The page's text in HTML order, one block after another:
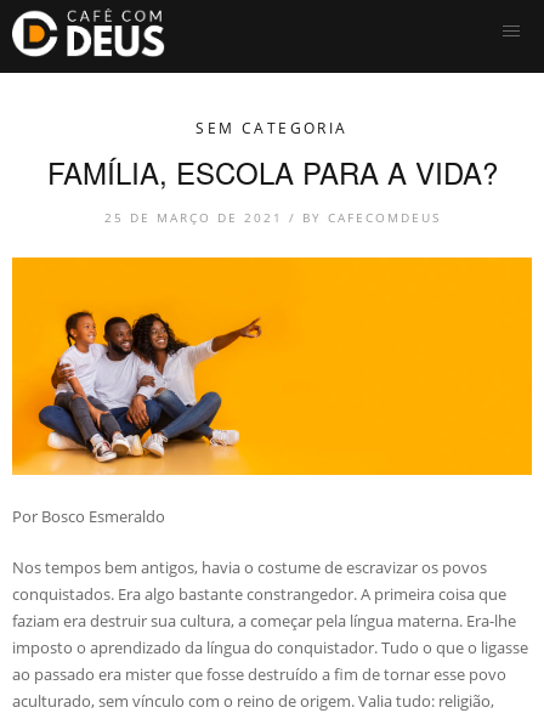
SEM CATEGORIA
FAMÍLIA, ESCOLA PARA A VIDA?
25 DE MARÇO DE 2021 / BY CAFECOMDEUS
Por Bosco Esmeraldo
Nos tempos bem antigos, havia o costume de escravizar os povos
conquistados. Era algo bastante constrangedor. A primeira coisa que
faziam era destruir sua cultura, a começar pela língua materna. Era-lhe
imposto o aprendizado da língua do conquistador. Tudo o que o ligasse
ao passado era mister que fosse destruído a fim de tornar esse povo
aculturado, sem vínculo com o reino de origem. Valia tudo: religião,